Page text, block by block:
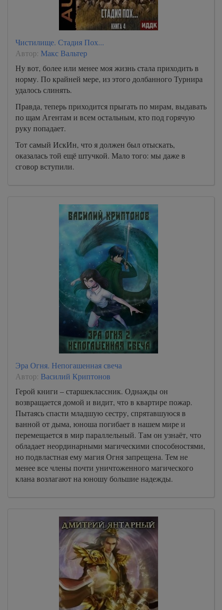
Чистилище. Стадия Пох...
Автор: Макс Вальтер
Ну вот, более или менее моя жизнь стала приходить в
норму. По крайней мере, из этого долбанного Турнира
удалось слинять.
Правда, теперь приходится прыгать по мирам, выдавать
по щам Агентам и всем остальным, кто под горячую
руку попадает.
Тот самый ИскИн, что я должен был отыскать,
оказалась той ещё штучкой. Мало того: мы даже в
сговор вступили.
Эра Огня. Непогашенная свеча
Автор: Василий Криптонов
Герой книги – старшеклассник. Однажды он
возвращается домой и видит, что в квартире пожар.
Пытаясь спасти младшую сестру, спрятавшуюся в
ванной от дыма, юноша погибает в нашем мире и
перемещается в мир параллельный. Там он узнаёт, что
обладает неординарными магическими способностями,
но подвластная ему магия Огня запрещена. Тем не
менее все члены почти уничтоженного магического
клана возлагают на юношу большие надежды.